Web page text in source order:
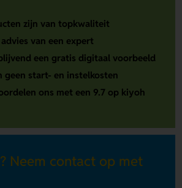
zijn van topkwaliteit
van een expert
een gratis digitaal voorbeeld
geen start- en instelkosten
ons met een 9.7 op kiyoh
Neem contact op met